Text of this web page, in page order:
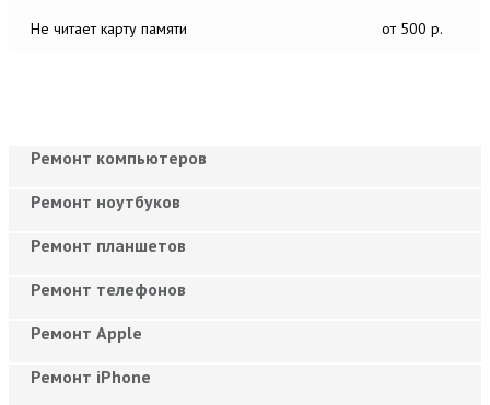
Не читает карту памяти от 500 р.
Ремонт компьютеров
Ремонт ноутбуков
Ремонт планшетов
Ремонт телефонов
Ремонт Apple
Ремонт iPhone